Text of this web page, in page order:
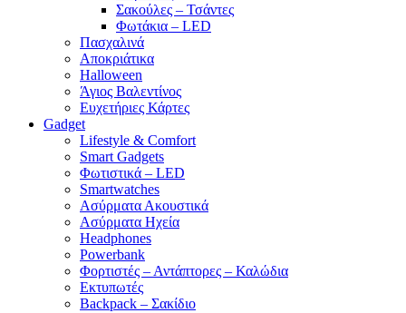
Σακούλες – Τσάντες
Φωτάκια – LED
Πασχαλινά
Αποκριάτικα
Halloween
Άγιος Βαλεντίνος
Ευχετήριες Κάρτες
Gadget
Lifestyle & Comfort
Smart Gadgets
Φωτιστικά – LED
Smartwatches
Ασύρματα Ακουστικά
Ασύρματα Ηχεία
Headphones
Powerbank
Φορτιστές – Αντάπτορες – Καλώδια
Εκτυπωτές
Backpack – Σακίδιο